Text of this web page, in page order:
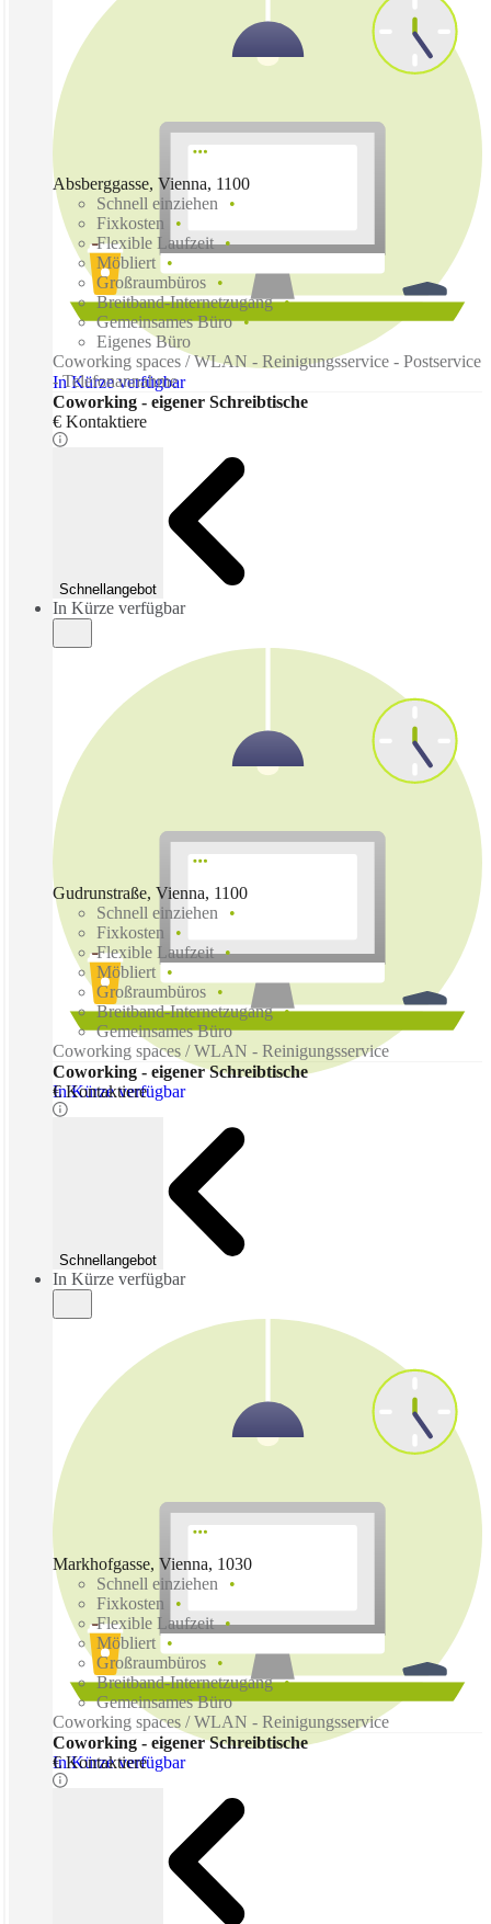
In Kürze verfügbar
Absberggasse, Vienna, 1100
Schnell einziehen
Fixkosten
Flexible Laufzeit
Möbliert
Großraumbüros
Breitband-Internetzugang
Gemeinsames Büro
Eigenes Büro
Coworking spaces / WLAN - Reinigungsservice - Postservice
- Telefonannahme
Coworking - eigener Schreibtische
€ Kontaktiere
Schnellangebot
In Kürze verfügbar
In Kürze verfügbar
Gudrunstraße, Vienna, 1100
Schnell einziehen
Fixkosten
Flexible Laufzeit
Möbliert
Großraumbüros
Breitband-Internetzugang
Gemeinsames Büro
Coworking spaces / WLAN - Reinigungsservice
Coworking - eigener Schreibtische
€ Kontaktiere
Schnellangebot
In Kürze verfügbar
In Kürze verfügbar
Markhofgasse, Vienna, 1030
Schnell einziehen
Fixkosten
Flexible Laufzeit
Möbliert
Großraumbüros
Breitband-Internetzugang
Gemeinsames Büro
Coworking spaces / WLAN - Reinigungsservice
Coworking - eigener Schreibtische
€ Kontaktiere